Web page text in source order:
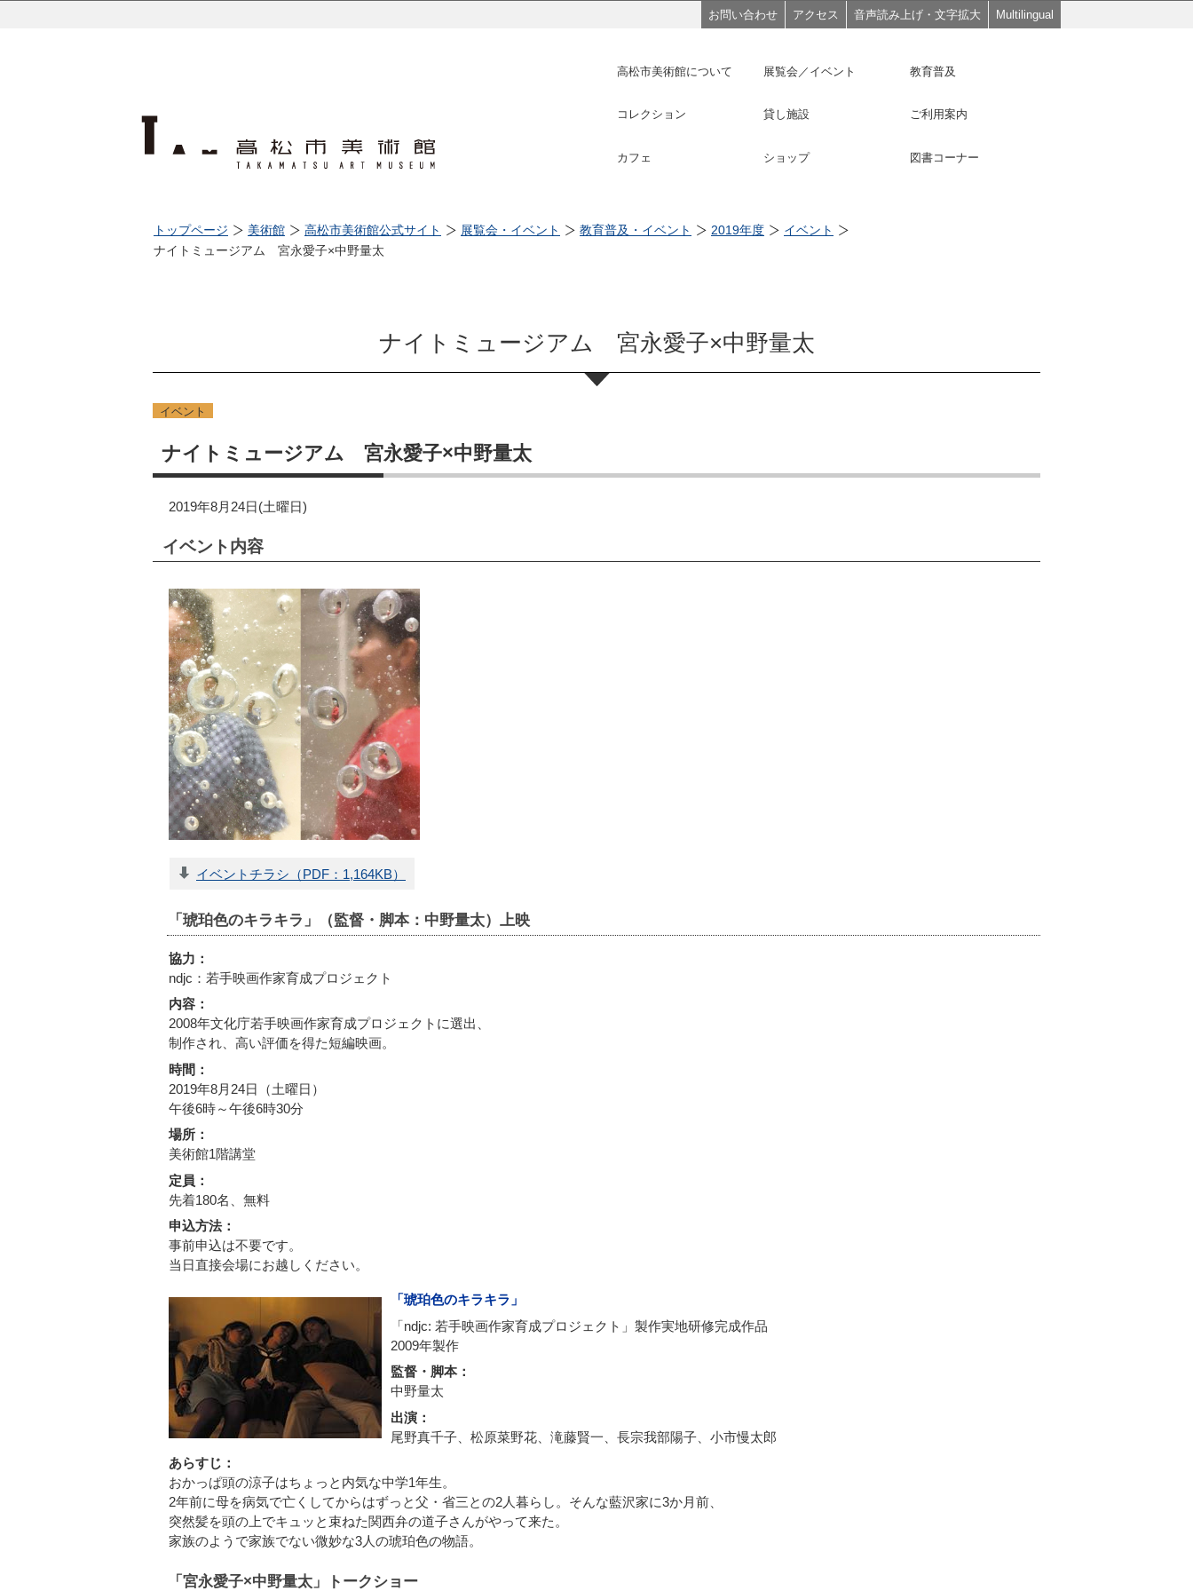
お問い合わせ アクセス 音声読み上げ・文字拡大 Multilingual
高松市美術館について 展覧会／イベント 教育普及
コレクション 貸し施設 ご利用案内
カフェ ショップ 図書コーナー
トップページ 美術館 高松市美術館公式サイト 展覧会・イベント 教育普及・イベント 2019年度
イベント
ナイトミュージアム 宮永愛子×中野量太
ナイトミュージアム 宮永愛子×中野量太
イベント
ナイトミュージアム 宮永愛子×中野量太
2019年8月24日(土曜日)
イベント内容
イベントチラシ（PDF：1,164KB）
「琥珀色のキラキラ」（監督・脚本：中野量太）上映
協力：
ndjc：若手映画作家育成プロジェクト
内容：
2008年文化庁若手映画作家育成プロジェクトに選出、
制作され、高い評価を得た短編映画。
時間：
2019年8月24日（土曜日）
午後6時～午後6時30分
場所：
美術館1階講堂
定員：
先着180名、無料
申込方法：
事前申込は不要です。
当日直接会場にお越しください。
「琥珀色のキラキラ」
「ndjc: 若手映画作家育成プロジェクト」製作実地研修完成作品
2009年製作
監督・脚本：
中野量太
出演：
尾野真千子、松原菜野花、滝藤賢一、長宗我部陽子、小市慢太郎
あらすじ：
おかっぱ頭の涼子はちょっと内気な中学1年生。
2年前に母を病気で亡くしてからはずっと父・省三との2人暮らし。そんな藍沢家に3か月前、
突然髪を頭の上でキュッと束ねた関西弁の道子さんがやって来た。
家族のようで家族でない微妙な3人の琥珀色の物語。
「宮永愛子×中野量太」トークショー